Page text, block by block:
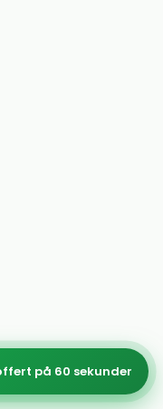
på 60 sekunder